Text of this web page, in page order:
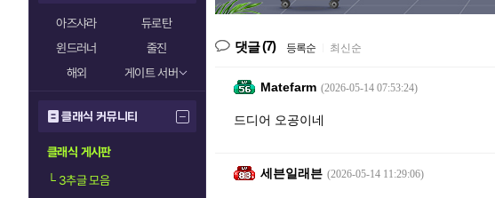
아즈샤라
듀로탄
윈드러너
줄진
해외
게이트 서버
클래식 커뮤니티
클래식 게시판
└3추글 모음
댓글(7) 등록순 최신순
Matefarm (2026-05-14 07:53:24)
드디어 오공이네
세븐일래븐 (2026-05-14 11:29:06)